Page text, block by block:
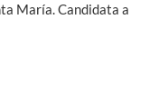
María. Candidata a